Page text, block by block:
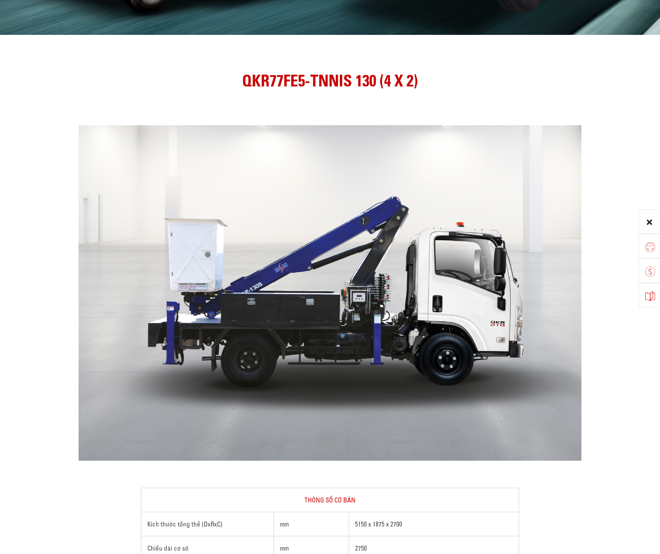
QKR77FE5-TNNIS 130 (4 X 2)
THÔNG SỐ CƠ BẢN
Kích thước tổng thể (DxRxC) mm 5150 x 1875 x 2700
Chiều dài cơ sở mm 2750